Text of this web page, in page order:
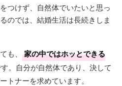
つけず、自然体でいたいと思っ
のでは、結婚生活は長続きしま
も、
家の中ではホッとできる
。自分が自然体であり、決して
トナーを求めています。